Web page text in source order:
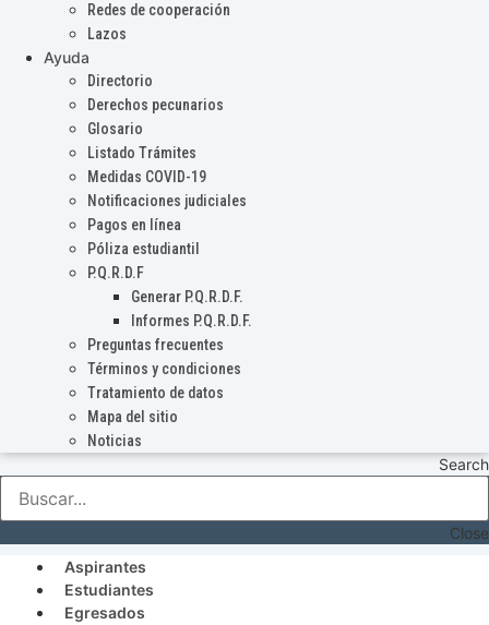
Redes de cooperación
Lazos
Ayuda
Directorio
Derechos pecunarios
Glosario
Listado Trámites
Medidas COVID-19
Notificaciones judiciales
Pagos en línea
Póliza estudiantil
P.Q.R.D.F
Generar P.Q.R.D.F.
Informes P.Q.R.D.F.
Preguntas frecuentes
Términos y condiciones
Tratamiento de datos
Mapa del sitio
Noticias
Search
Close
Aspirantes
Estudiantes
Egresados